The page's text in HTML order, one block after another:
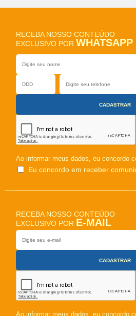
RECEBA NOSSO CONTEÚDO
EXCLUSIVO POR WHATSAPP
Ao informar meus dados, eu concordo
Eu concordo em receber
RECEBA NOSSO CONTEÚDO
EXCLUSIVO POR E-MAIL
Ao informar meus dados, eu concordo